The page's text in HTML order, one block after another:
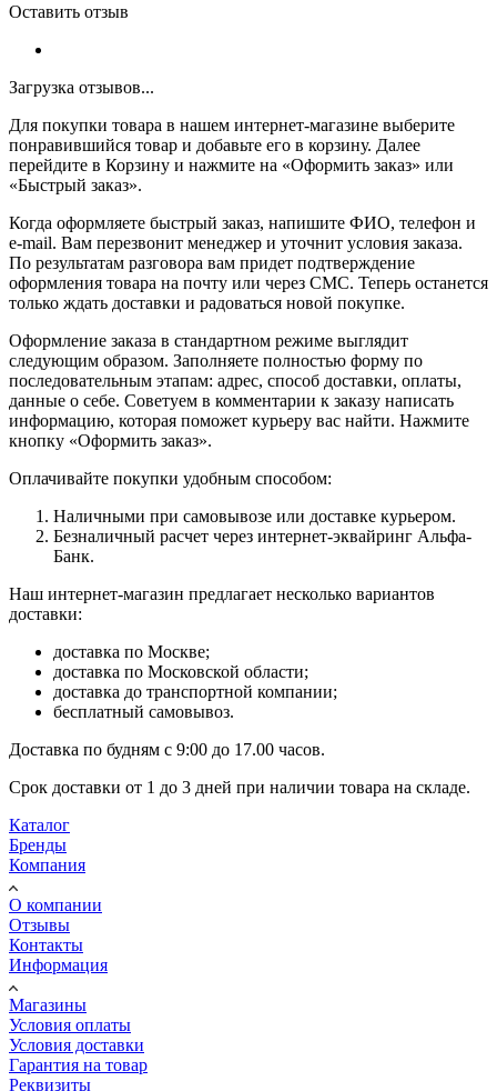
Оставить отзыв
Загрузка отзывов...
Для покупки товара в нашем интернет-магазине выберите
понравившийся товар и добавьте его в корзину. Далее
перейдите в Корзину и нажмите на «Оформить заказ» или
«Быстрый заказ».
Когда оформляете быстрый заказ, напишите ФИО, телефон и
e-mail. Вам перезвонит менеджер и уточнит условия заказа.
По результатам разговора вам придет подтверждение
оформления товара на почту или через СМС. Теперь останется
только ждать доставки и радоваться новой покупке.
Оформление заказа в стандартном режиме выглядит
следующим образом. Заполняете полностью форму по
последовательным этапам: адрес, способ доставки, оплаты,
данные о себе. Советуем в комментарии к заказу написать
информацию, которая поможет курьеру вас найти. Нажмите
кнопку «Оформить заказ».
Оплачивайте покупки удобным способом:
Наличными при самовывозе или доставке курьером.
Безналичный расчет через интернет-эквайринг Альфа-
Банк.
Наш интернет-магазин предлагает несколько вариантов
доставки:
доставка по Москве;
доставка по Московской области;
доставка до транспортной компании;
бесплатный самовывоз.
Доставка по будням с 9:00 до 17.00 часов.
Срок доставки от 1 до 3 дней при наличии товара на складе.
Каталог
Бренды
Компания
О компании
Отзывы
Контакты
Информация
Магазины
Условия оплаты
Условия доставки
Гарантия на товар
Реквизиты